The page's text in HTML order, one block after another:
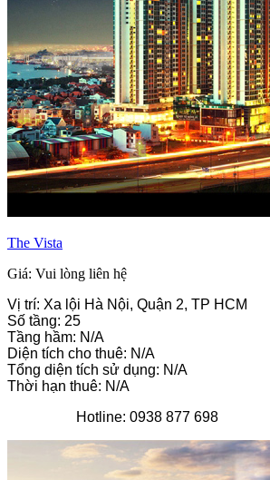
The Vista
Giá: Vui lòng liên hệ
Vị trí: Xa lội Hà Nội, Quận 2, TP HCM
Số tầng: 25
Tầng hầm: N/A
Diện tích cho thuê: N/A
Tổng diện tích sử dụng: N/A
Thời hạn thuê: N/A
Hotline: 0938 877 698